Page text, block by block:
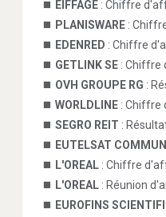
EIFFAGE : Chiffre
PLANISWARE :
EDENRED : Chiffre
GETLINK SE : Chiffre
OVH GROUPE RG :
WORLDLINE : Chiffre
SEGRO REIT :
EUTELSAT
L'OREAL : Chiffre
L'OREAL : Réunion
EUROFINS